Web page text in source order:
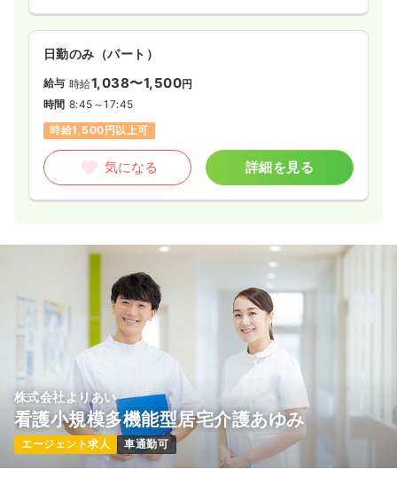
日勤のみ（パート）
給与 時給1,038〜1,500円
時間 8:45～17:45
時給1,500円以上可
気になる 詳細を見る
株式会社よりあい
看護小規模多機能型居宅介護あゆみ
エージェント求人 車通勤可